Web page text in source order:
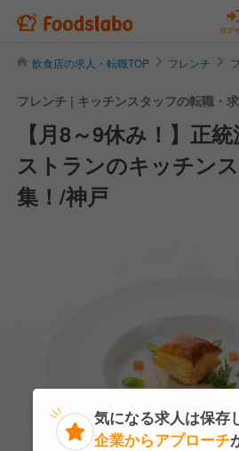
ログ
飲食店の求人・転職TOP フレンチ
フレンチ | キッチンスタッフの転職・
【月8～9休み！】正
ストランのキッチン
集！/神戸
気になる求人は保存
企業からアプローチ